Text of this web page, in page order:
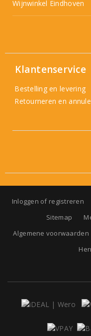
Wijnwinkel Eindhoven
Klantenservice
Bestelling en levering
Retourneren en
Inloggen of registreren
Sitemap
Algemene voorwaarden